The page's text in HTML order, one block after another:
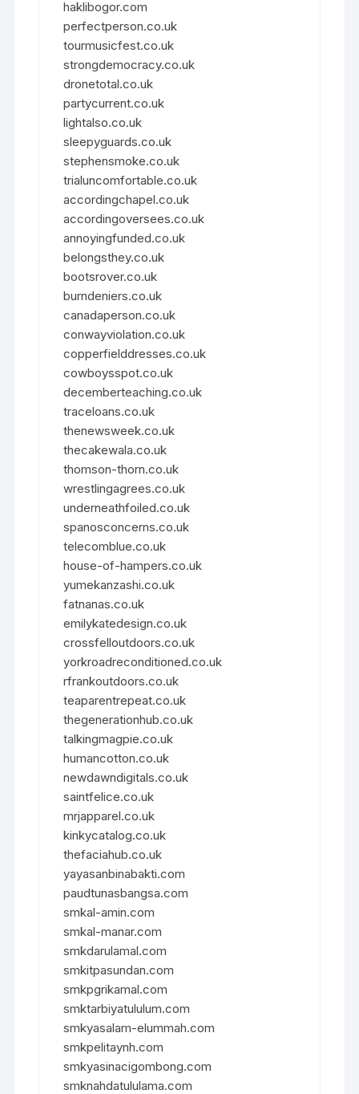
haklibogor.com
perfectperson.co.uk
tourmusicfest.co.uk
strongdemocracy.co.uk
dronetotal.co.uk
partycurrent.co.uk
lightalso.co.uk
sleepyguards.co.uk
stephensmoke.co.uk
trialuncomfortable.co.uk
accordingchapel.co.uk
accordingoversees.co.uk
annoyingfunded.co.uk
belongsthey.co.uk
bootsrover.co.uk
burndeniers.co.uk
canadaperson.co.uk
conwayviolation.co.uk
copperfielddresses.co.uk
cowboysspot.co.uk
decemberteaching.co.uk
traceloans.co.uk
thenewsweek.co.uk
thecakewala.co.uk
thomson-thorn.co.uk
wrestlingagrees.co.uk
underneathfoiled.co.uk
spanosconcerns.co.uk
telecomblue.co.uk
house-of-hampers.co.uk
yumekanzashi.co.uk
fatnanas.co.uk
emilykatedesign.co.uk
crossfelloutdoors.co.uk
yorkroadreconditioned.co.uk
rfrankoutdoors.co.uk
teaparentrepeat.co.uk
thegenerationhub.co.uk
talkingmagpie.co.uk
humancotton.co.uk
newdawndigitals.co.uk
saintfelice.co.uk
mrjapparel.co.uk
kinkycatalog.co.uk
thefaciahub.co.uk
yayasanbinabakti.com
paudtunasbangsa.com
smkal-amin.com
smkal-manar.com
smkdarulamal.com
smkitpasundan.com
smkpgrikamal.com
smktarbiyatululum.com
smkyasalam-elummah.com
smkpelitaynh.com
smkyasinacigombong.com
smknahdatululama.com